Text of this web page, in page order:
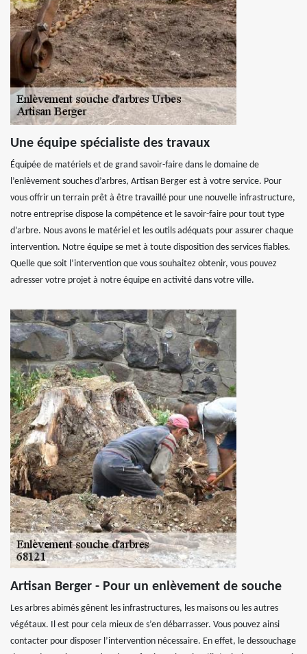
Une équipe spécialiste des travaux
Équipée de matériels et de grand savoir-faire dans le domaine de
l’enlèvement souches d’arbres, Artisan Berger est à votre service. Pour
vous offrir un terrain prêt à être travaillé pour une nouvelle infrastructure,
notre entreprise dispose la compétence et le savoir-faire pour tout type
d’arbre. Nous avons le matériel et les outils adéquats pour assurer chaque
intervention. Notre équipe se met à toute disposition des services fiables.
Quelle que soit l’intervention que vous souhaitez obtenir, vous pouvez
adresser votre projet à notre équipe en activité dans votre ville.
Artisan Berger - Pour un enlèvement de souche
Les arbres abimés gênent les infrastructures, les maisons ou les autres
végétaux. Il est pour cela mieux de s’en débarrasser. Vous pouvez ainsi
contacter pour disposer l’intervention nécessaire. En effet, le dessouchage